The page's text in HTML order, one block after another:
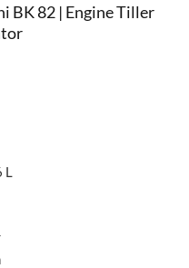
BK 82 | Engine Tiller
L